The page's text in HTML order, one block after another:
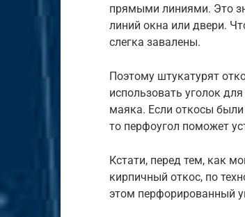
прямыми линиями. Это
линий окна или двери.
слегка завалены.
Поэтому штукатурят
использовать уголок
маяка. Если откосы
то перфоугол поможет
Кстати, перед тем, как
кирпичный откос, по
этом перфорированный